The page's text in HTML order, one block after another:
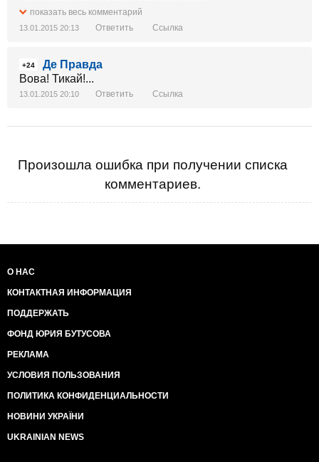
Сын Анархии
Кто-то обратит внимание или всем опять будет
уничтоженном путинскими террористами автобусе
под Волновахой?
Интересно, их гибель хоть кто-нибудь заметит? Люди
по всему миру будут выходить на митинги
Или всем опять будет насрать?
показать весь комментарий
13.01.2015 20:13 Ответить Ссылка
+24
Де Правда
Вова! Тикай!...
13.01.2015 20:10 Ответить Ссылка
Произошла ошибка при получении списка
комментариев.
О НАС
КОНТАКТНАЯ ИНФОРМАЦИЯ
ПОДДЕРЖАТЬ
ФОНД ЮРИЯ БУТУСОВА
РЕКЛАМА
УСЛОВИЯ ПОЛЬЗОВАНИЯ
ПОЛИТИКА КОНФИДЕНЦИАЛЬНОСТИ
НОВИНИ УКРАЇНИ
UKRAINIAN NEWS